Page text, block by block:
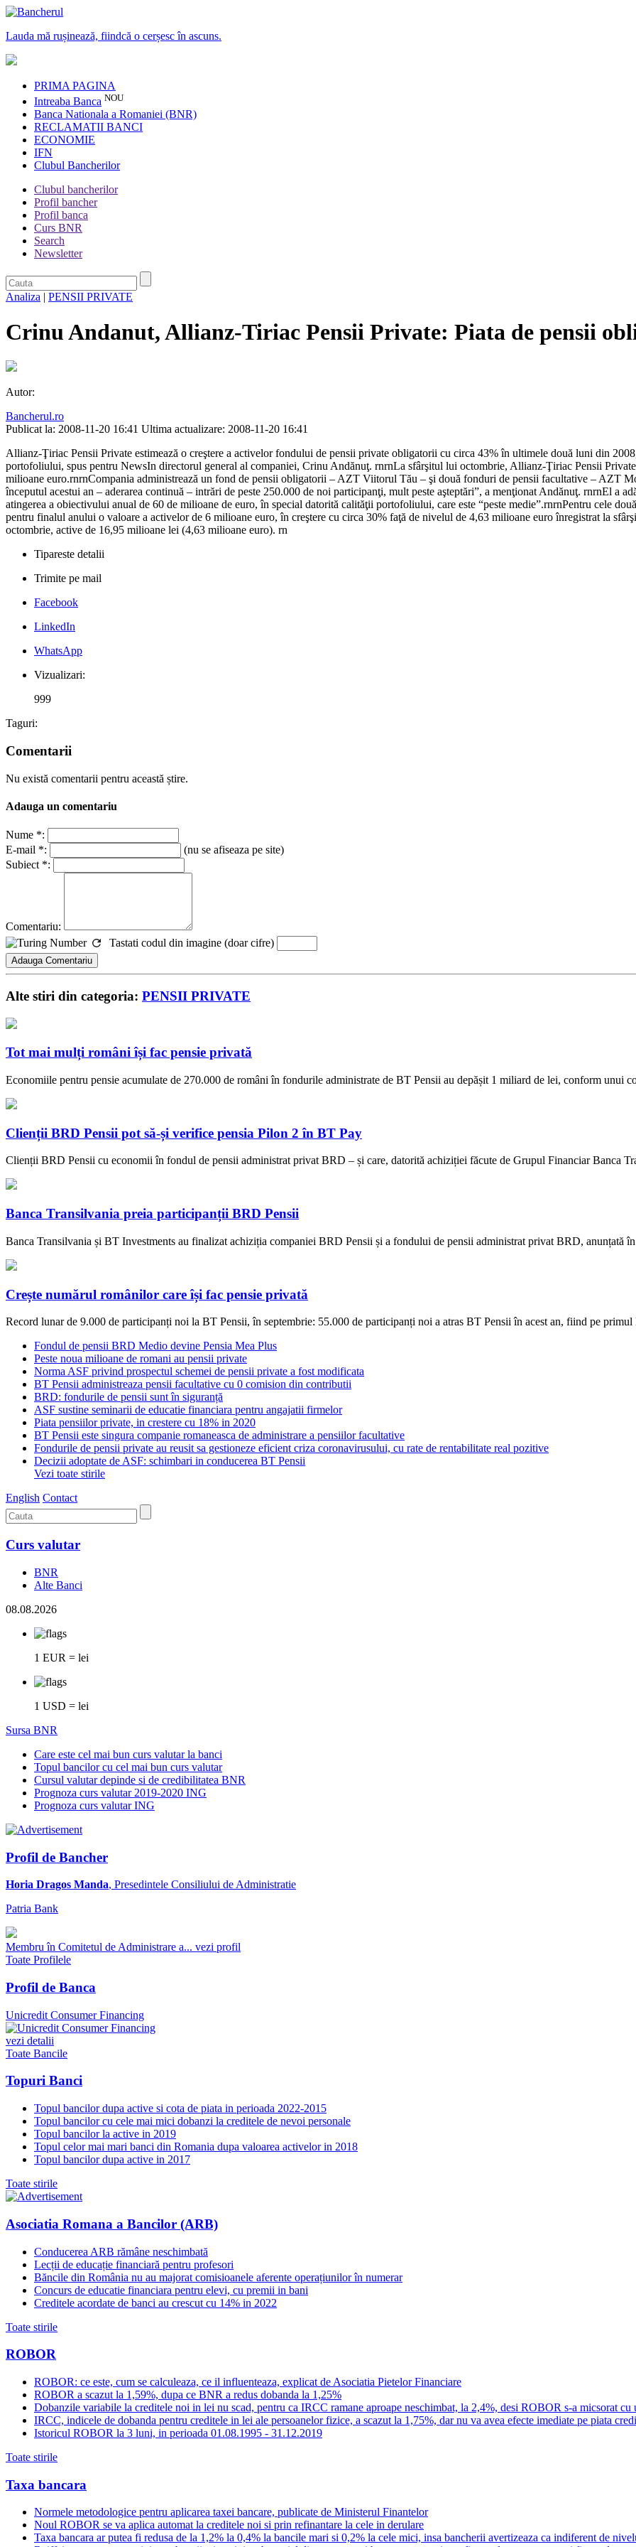
Lauda mă rușinează, fiindcă o cerșesc în ascuns.
PRIMA PAGINA
Intreaba Banca NOU
Banca Nationala a Romaniei (BNR)
RECLAMATII BANCI
ECONOMIE
IFN
Clubul Bancherilor
Clubul bancherilor
Profil bancher
Profil banca
Curs BNR
Search
Newsletter
Analiza | PENSII PRIVATE
Crinu Andanut, Allianz-Tiriac Pensii Private: Piata de pensii
Autor:
Bancherul.ro
Publicat la: 2008-11-20 16:41 Ultima actualizare: 2008-11-20 16:41
Allianz-Ţiriac Pensii Private estimează o creştere a activelor fondului de pensii private obligatorii cu circa 43% în ultimele două luni din
portofoliului, spus pentru NewsIn directorul general al companiei, Crinu Andănuţ. rnrnLa sfârşitul lui octombrie, Allianz-Ţiriac Pensii
milioane euro.rnrnCompania administrează un fond de pensii obligatorii – AZT Viitorul Tău – şi două fonduri de pensii facultative – AZT
începutul acestui an – aderarea continuă – intrări de peste 250.000 de noi participanţi, mult peste aşteptări”, a menţionat Andănuţ. rnrnEl a
atingerea a obiectivului anual de 60 de milioane de euro, în special datorită calităţii portofoliului, care este “peste medie”.rnrnPentru cele
pentru finalul anului o valoare a activelor de 6 milioane euro, în creştere cu circa 30% faţă de nivelul de 4,63 milioane euro înregistrat la
octombrie, active de 16,95 milioane lei (4,63 milioane euro). rn
Tipareste detalii
Trimite pe mail
Facebook
LinkedIn
WhatsApp
Vizualizari:
999
Taguri:
Comentarii
Nu există comentarii pentru această știre.
Adauga un comentariu
Nume *:
E-mail *:
(nu se afiseaza pe site)
Subiect *:
Comentariu:
Tastati codul din imagine (doar cifre)
Alte stiri din categoria: PENSII PRIVATE
Tot mai mulți români își fac pensie privată
Economiile pentru pensie acumulate de 270.000 de români în fondurile administrate de BT Pensii au depășit 1 miliard de lei, conform unui
Clienții BRD Pensii pot să-și verifice pensia Pilon 2 în BT Pay
Clienții BRD Pensii cu economii în fondul de pensii administrat privat BRD – și care, datorită achiziției făcute de Grupul Financiar Banca
Banca Transilvania preia participanții BRD Pensii
Banca Transilvania și BT Investments au finalizat achiziția companiei BRD Pensii și a fondului de pensii administrat privat BRD, anunțată
Crește numărul românilor care își fac pensie privată
Record lunar de 9.000 de participanți noi la BT Pensii, în septembrie: 55.000 de participanți noi a atras BT Pensii în acest an, fiind pe primul
Fondul de pensii BRD Medio devine Pensia Mea Plus
Peste noua milioane de romani au pensii private
Norma ASF privind prospectul schemei de pensii private a fost modificata
BT Pensii administreaza pensii facultative cu 0 comision din contributii
BRD: fondurile de pensii sunt în siguranță
ASF sustine seminarii de educatie financiara pentru angajatii firmelor
Piata pensiilor private, in crestere cu 18% in 2020
BT Pensii este singura companie romaneasca de administrare a pensiilor facultative
Fondurile de pensii private au reusit sa gestioneze eficient criza coronavirusului, cu rate de rentabilitate real pozitive
Decizii adoptate de ASF: schimbari in conducerea BT Pensii
Vezi toate stirile
English Contact
Curs valutar
BNR
Alte Banci
08.08.2026
1 EUR = lei
1 USD = lei
Sursa BNR
Care este cel mai bun curs valutar la banci
Topul bancilor cu cel mai bun curs valutar
Cursul valutar depinde si de credibilitatea BNR
Prognoza curs valutar 2019-2020 ING
Prognoza curs valutar ING
Profil de Bancher
Horia Dragos Manda, Presedintele Consiliului de Administratie
Patria Bank
Membru în Comitetul de Administrare a... vezi profil
Toate Profilele
Profil de Banca
Unicredit Consumer Financing
vezi detalii
Toate Bancile
Topuri Banci
Topul bancilor dupa active si cota de piata in perioada 2022-2015
Topul bancilor cu cele mai mici dobanzi la creditele de nevoi personale
Topul bancilor la active in 2019
Topul celor mai mari banci din Romania dupa valoarea activelor in 2018
Topul bancilor dupa active in 2017
Toate stirile
Asociatia Romana a Bancilor (ARB)
Conducerea ARB rămâne neschimbată
Lecții de educație financiară pentru profesori
Băncile din România nu au majorat comisioanele aferente operațiunilor în numerar
Concurs de educatie financiara pentru elevi, cu premii in bani
Creditele acordate de banci au crescut cu 14% in 2022
Toate stirile
ROBOR
ROBOR: ce este, cum se calculeaza, ce il influenteaza, explicat de Asociatia Pietelor Financiare
ROBOR a scazut la 1,59%, dupa ce BNR a redus dobanda la 1,25%
Dobanzile variabile la creditele noi in lei nu scad, pentru ca IRCC ramane aproape neschimbat, la 2,4%, desi ROBOR s-a micsorat cu
IRCC, indicele de dobanda pentru creditele in lei ale persoanelor fizice, a scazut la 1,75%, dar nu va avea efecte imediate pe piata
Istoricul ROBOR la 3 luni, in perioada 01.08.1995 - 31.12.2019
Toate stirile
Taxa bancara
Normele metodologice pentru aplicarea taxei bancare, publicate de Ministerul Finantelor
Noul ROBOR se va aplica automat la creditele noi si prin refinantare la cele in derulare
Taxa bancara ar putea fi redusa de la 1,2% la 0,4% la bancile mari si 0,2% la cele mici, insa bancherii avertizeaza ca indiferent de